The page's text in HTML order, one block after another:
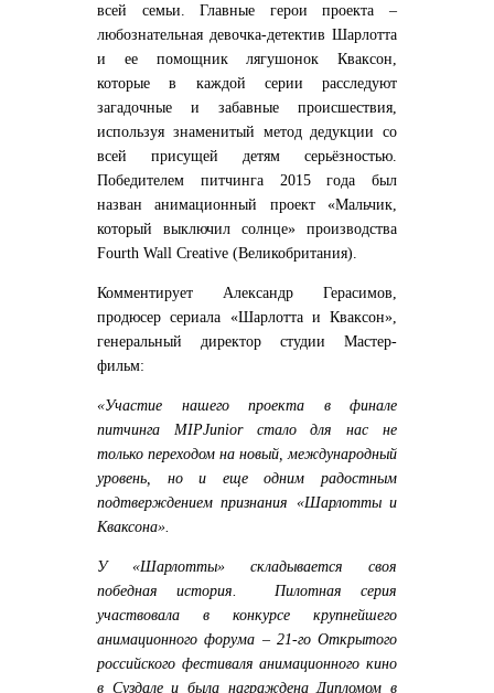
всей семьи. Главные герои проекта –
любознательная девочка-детектив Шарлотта
и ее помощник лягушонок Кваксон,
которые в каждой серии расследуют
загадочные и забавные происшествия,
используя знаменитый метод дедукции со
всей присущей детям серьёзностью.
Победителем питчинга 2015 года был
назван анимационный проект «Мальчик,
который выключил солнце» производства
Fourth Wall Creative (Великобритания).
Комментирует Александр Герасимов,
продюсер сериала «Шарлотта и Кваксон»,
генеральный директор студии Мастер-
фильм:
«Участие нашего проекта в финале
питчинга MIPJunior стало для нас не
только переходом на новый, международный
уровень, но и еще одним радостным
подтверждением признания «Шарлотты и
Кваксона».
У «Шарлотты» складывается своя
победная история. Пилотная серия
участвовала в конкурсе крупнейшего
анимационного форума – 21-го Открытого
российского фестиваля анимационного кино
в Суздале и была награждена Дипломом в